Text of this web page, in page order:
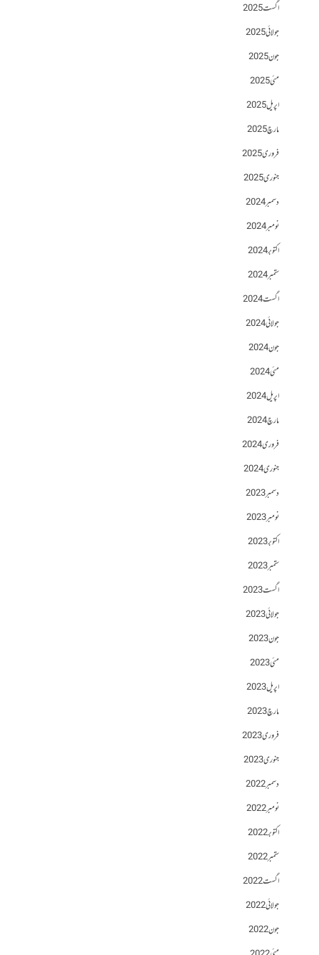
اگست 2025
جولائی 2025
جون 2025
مئی 2025
اپریل 2025
مارچ 2025
فروری 2025
جنوری 2025
دسمبر 2024
نومبر 2024
اکتوبر 2024
ستمبر 2024
اگست 2024
جولائی 2024
جون 2024
مئی 2024
اپریل 2024
مارچ 2024
فروری 2024
جنوری 2024
دسمبر 2023
نومبر 2023
اکتوبر 2023
ستمبر 2023
اگست 2023
جولائی 2023
جون 2023
مئی 2023
اپریل 2023
مارچ 2023
فروری 2023
جنوری 2023
دسمبر 2022
نومبر 2022
اکتوبر 2022
ستمبر 2022
اگست 2022
جولائی 2022
جون 2022